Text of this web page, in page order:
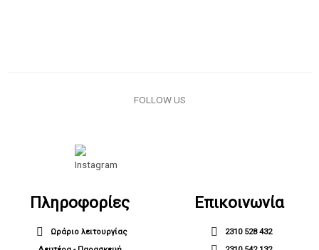
FOLLOW US
Πληροφορίες
Ωράριο λειτουργίας
Επικοινωνία
2310 528 432